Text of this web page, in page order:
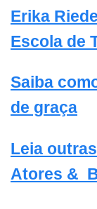
Erika
Escola de
Saiba
de graça
Leia
Atores &